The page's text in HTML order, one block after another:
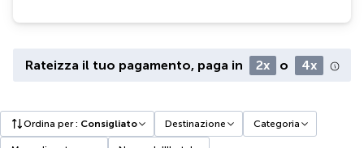
Rateizza il tuo pagamento, paga in 2x o 4x
Ordina per: Consigliato Destinazione Categoria